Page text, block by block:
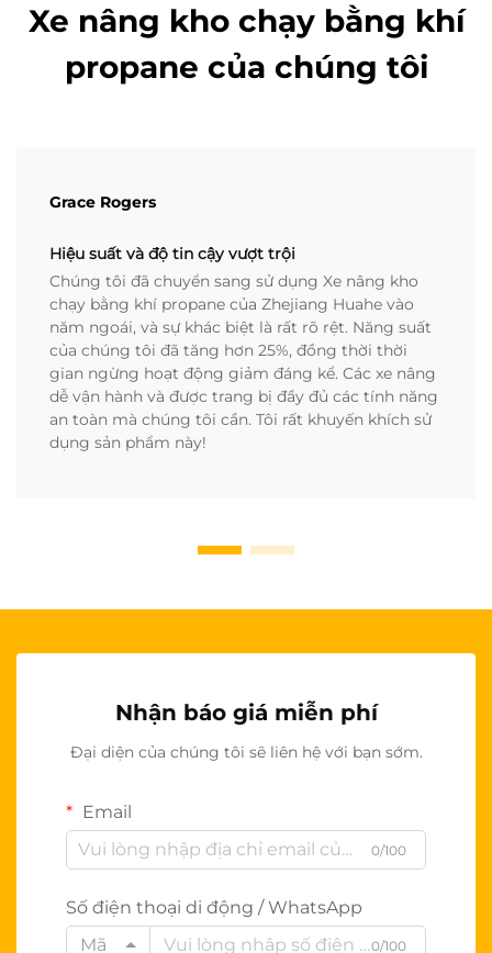
Xe nâng kho chạy bằng khí
propane của chúng tôi
Grace Rogers
Hiệu suất và độ tin cậy vượt trội
Chúng tôi đã chuyển sang sử dụng Xe nâng kho
chạy bằng khí propane của Zhejiang Huahe vào
năm ngoái, và sự khác biệt là rất rõ rệt. Năng suất
của chúng tôi đã tăng hơn 25%, đồng thời thời
gian ngừng hoạt động giảm đáng kể. Các xe nâng
dễ vận hành và được trang bị đầy đủ các tính năng
an toàn mà chúng tôi cần. Tôi rất khuyến khích sử
dụng sản phẩm này!
Nhận báo giá miễn phí
Đại diện của chúng tôi sẽ liên hệ với bạn sớm.
Email
0/100
Số điện thoại di động / WhatsApp
Mã
0/100